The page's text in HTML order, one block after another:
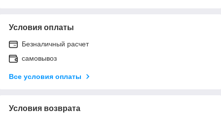
Условия оплаты
Безналичный расчет
самовывоз
Все условия оплаты
Условия возврата